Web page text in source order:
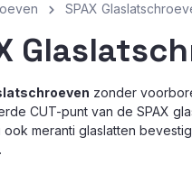
SPAX
zonder
CUT-punt van de SPAX
ook meranti glaslatten